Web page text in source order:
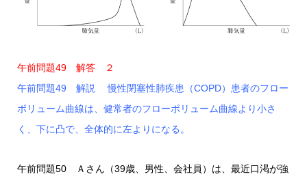
午前問題49 解答 ２
午前問題49 解説 慢性閉塞性肺疾患（COPD）患者のフロー
ボリューム曲線は、健常者のフローボリューム曲線より小さ
く、下に凸で、全体的に左よりになる。
午前問題50 Ａさん（39歳、男性、会社員）は、最近口渇が強